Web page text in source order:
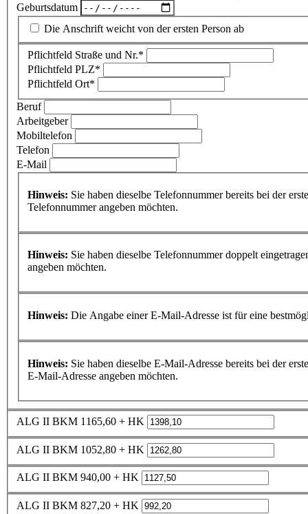
Geburtsdatum
Die Anschrift weicht von der ersten Person ab
Pflichtfeld Straße und Nr.*
Pflichtfeld PLZ*
Pflichtfeld Ort*
Beruf
Arbeitgeber
Mobiltelefon
Telefon
E-Mail
Hinweis: Sie haben dieselbe Telefonnummer bereits bei der
Telefonnummer angeben möchten.
Hinweis: Sie haben dieselbe Telefonnummer doppelt
angeben möchten.
Hinweis: Die Angabe einer E-Mail-Adresse ist für eine
Hinweis: Sie haben dieselbe E-Mail-Adresse bereits bei der
E-Mail-Adresse angeben möchten.
ALG II BKM 1165,60 + HK
ALG II BKM 1052,80 + HK
ALG II BKM 940,00 + HK
ALG II BKM 827,20 + HK